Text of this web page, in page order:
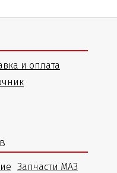
и оплата
Запчасти МАЗ